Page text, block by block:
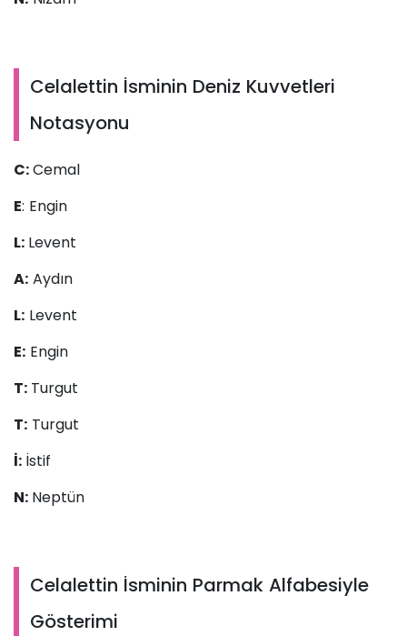
Celalettin İsminin Deniz Kuvvetleri
Notasyonu
C:Cemal
E: Engin
L: Levent
A: Aydın
L: Levent
E: Engin
T: Turgut
T: Turgut
İ: İstif
N: Neptün
Celalettin İsminin Parmak Alfabesiyle
Gösterimi